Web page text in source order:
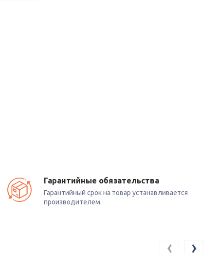
Гарантийные обязательства
Гарантийный срок на товар устанавливается
производителем.
‹ ›